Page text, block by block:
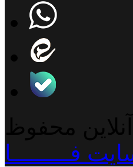
محفوظ
فـــــــــا